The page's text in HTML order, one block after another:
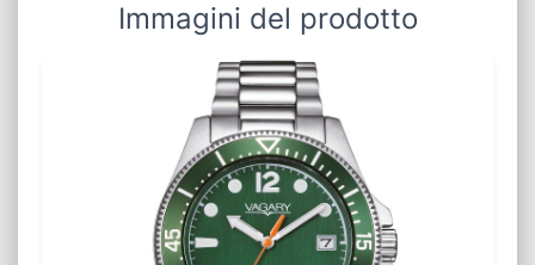
Immagini del prodotto